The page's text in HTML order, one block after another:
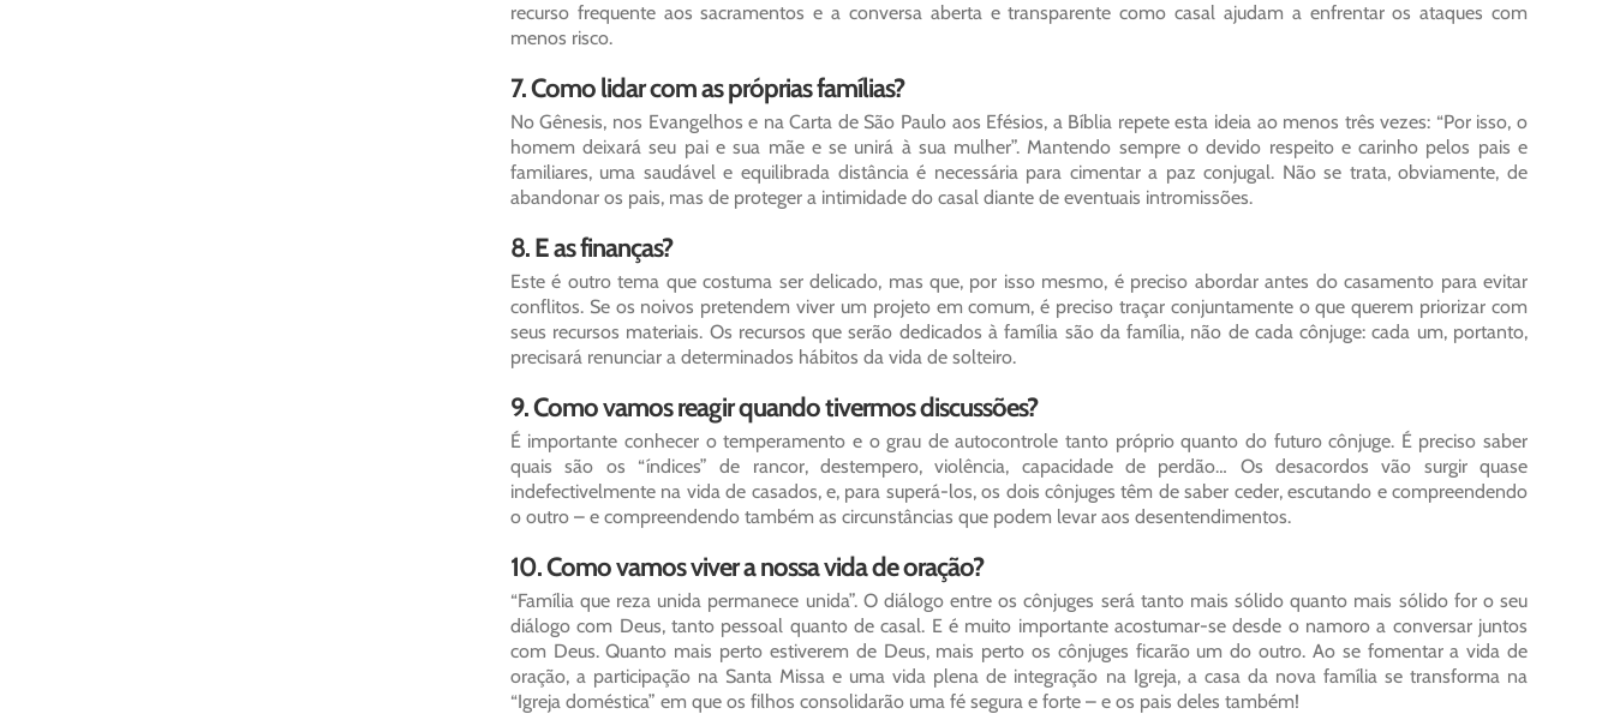
recurso frequente aos sacramentos e a conversa aberta e transparente como casal ajudam a enfrentar os ataques com
menos risco.
7. Como lidar com as próprias famílias?
No Gênesis, nos Evangelhos e na Carta de São Paulo aos Efésios, a Bíblia repete esta ideia ao menos três vezes: “Por isso, o
homem deixará seu pai e sua mãe e se unirá à sua mulher”. Mantendo sempre o devido respeito e carinho pelos pais e
familiares, uma saudável e equilibrada distância é necessária para cimentar a paz conjugal. Não se trata, obviamente, de
abandonar os pais, mas de proteger a intimidade do casal diante de eventuais intromissões.
8. E as finanças?
Este é outro tema que costuma ser delicado, mas que, por isso mesmo, é preciso abordar antes do casamento para evitar
conflitos. Se os noivos pretendem viver um projeto em comum, é preciso traçar conjuntamente o que querem priorizar com
seus recursos materiais. Os recursos que serão dedicados à família são da família, não de cada cônjuge: cada um, portanto,
precisará renunciar a determinados hábitos da vida de solteiro.
9. Como vamos reagir quando tivermos discussões?
É importante conhecer o temperamento e o grau de autocontrole tanto próprio quanto do futuro cônjuge. É preciso saber
quais são os “índices” de rancor, destempero, violência, capacidade de perdão… Os desacordos vão surgir quase
indefectivelmente na vida de casados, e, para superá-los, os dois cônjuges têm de saber ceder, escutando e compreendendo
o outro – e compreendendo também as circunstâncias que podem levar aos desentendimentos.
10. Como vamos viver a nossa vida de oração?
“Família que reza unida permanece unida”. O diálogo entre os cônjuges será tanto mais sólido quanto mais sólido for o seu
diálogo com Deus, tanto pessoal quanto de casal. E é muito importante acostumar-se desde o namoro a conversar juntos
com Deus. Quanto mais perto estiverem de Deus, mais perto os cônjuges ficarão um do outro. Ao se fomentar a vida de
oração, a participação na Santa Missa e uma vida plena de integração na Igreja, a casa da nova família se transforma na
“Igreja doméstica” em que os filhos consolidarão uma fé segura e forte – e os pais deles também!